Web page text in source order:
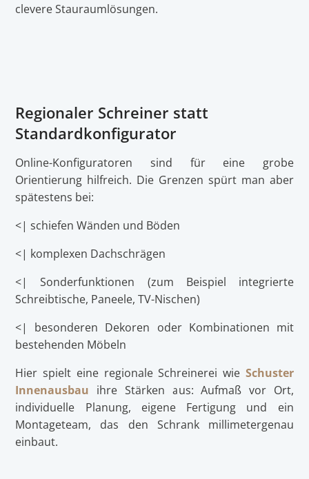
clevere Stauraumlösungen.
Regionaler Schreiner statt
Standardkonfigurator
Online-Konfiguratoren sind für eine grobe
Orientierung hilfreich. Die Grenzen spürt man aber
spätestens bei:
<| schiefen Wänden und Böden
<| komplexen Dachschrägen
<| Sonderfunktionen (zum Beispiel integrierte
Schreibtische, Paneele, TV-Nischen)
<| besonderen Dekoren oder Kombinationen mit
bestehenden Möbeln
Hier spielt eine regionale Schreinerei wie Schuster
Innenausbau ihre Stärken aus: Aufmaß vor Ort,
individuelle Planung, eigene Fertigung und ein
Montageteam, das den Schrank millimetergenau
einbaut.